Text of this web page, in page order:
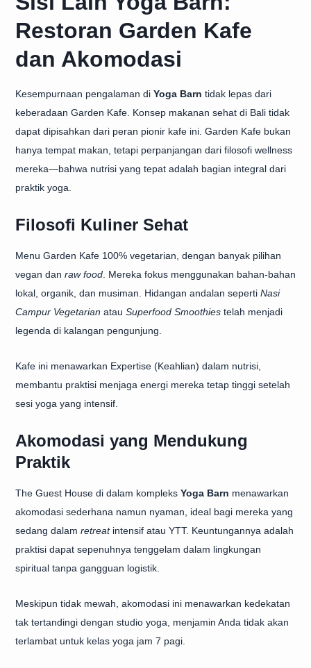
Restoran Garden Kafe
dan Akomodasi
Kesempurnaan pengalaman di Yoga Barn tidak lepas dari
keberadaan Garden Kafe. Konsep makanan sehat di Bali tidak
dapat dipisahkan dari peran pionir kafe ini. Garden Kafe bukan
hanya tempat makan, tetapi perpanjangan dari filosofi wellness
mereka—bahwa nutrisi yang tepat adalah bagian integral dari
praktik yoga.
Filosofi Kuliner Sehat
Menu Garden Kafe 100% vegetarian, dengan banyak pilihan
vegan dan raw food . Mereka fokus menggunakan bahan-bahan
lokal, organik, dan musiman. Hidangan andalan seperti Nasi
Campur Vegetarian atau Superfood Smoothies telah menjadi
legenda di kalangan pengunjung.
Kafe ini menawarkan Expertise (Keahlian) dalam nutrisi,
membantu praktisi menjaga energi mereka tetap tinggi setelah
sesi yoga yang intensif.
Akomodasi yang Mendukung
Praktik
The Guest House di dalam kompleks Yoga Barn menawarkan
akomodasi sederhana namun nyaman, ideal bagi mereka yang
sedang dalam retreatintensif atau YTT. Keuntungannya adalah
praktisi dapat sepenuhnya tenggelam dalam lingkungan
spiritual tanpa gangguan logistik.
Meskipun tidak mewah, akomodasi ini menawarkan kedekatan
tak tertandingi dengan studio yoga, menjamin Anda tidak akan
terlambat untuk kelas yoga jam 7 pagi.